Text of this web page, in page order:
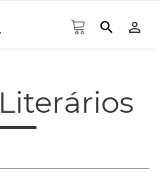
search person_outline